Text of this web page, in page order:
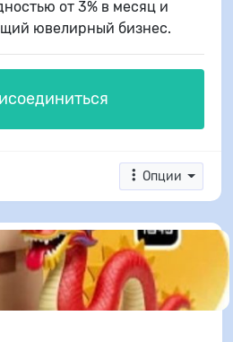
от 3% в месяц и
ювелирный бизнес.
Опции